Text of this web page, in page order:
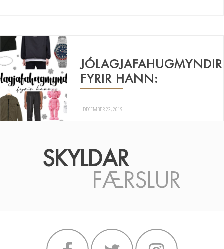
JÓLAGJAFAHUGMYNDIR
FYRIR HANN:
DECEMBER 22, 2019
SKYLDAR
FÆRSLUR